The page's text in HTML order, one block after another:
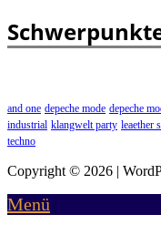
and one depeche mode depeche
industrial klangwelt party leaether
techno
Copyright © 2026 |
Menü